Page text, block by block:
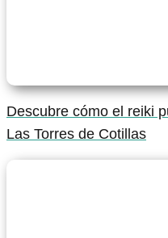
Descubre cómo el reiki
Las Torres de Cotillas